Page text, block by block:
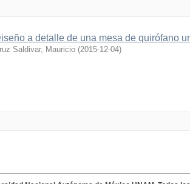
a detalle de una mesa de quirófano
Saldivar, Mauricio (2015-12-04)